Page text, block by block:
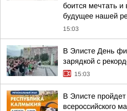
боится мечтать и
будущее нашей
15:03
В Элисте День
зарядкой с
15:03
В Элисте
всероссийского